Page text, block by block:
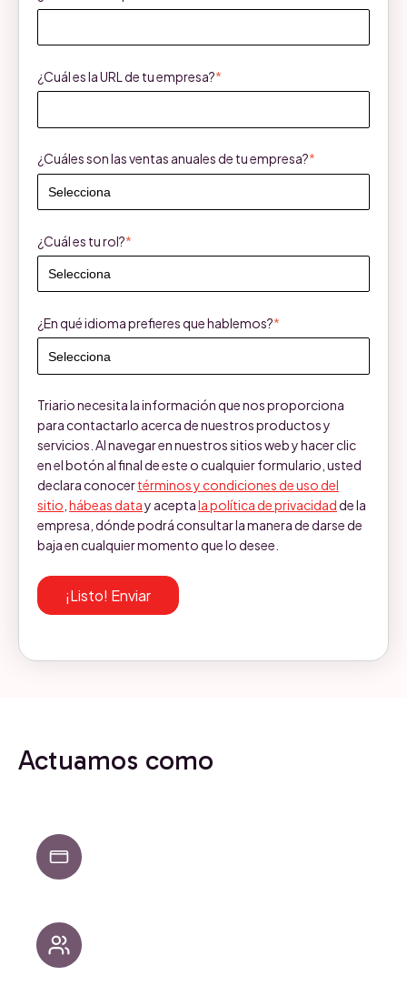
¿Cuál es la URL de tu empresa?*
¿Cuáles son las ventas anuales de tu empresa?*
¿Cuál es tu rol?*
¿En qué idioma prefieres que hablemos?*
Triario necesita la información que nos proporciona
para contactarlo acerca de nuestros productos y
servicios. Al navegar en nuestros sitios web y hacer clic
en el botón al final de este o cualquier formulario, usted
declara conocertérminos y condiciones de uso del
sitio hábeas datay aceptala política de privacidadde la
empresa, dónde podrá consultar la manera de darse de
baja en cualquier momento que lo desee.
Actuamos como